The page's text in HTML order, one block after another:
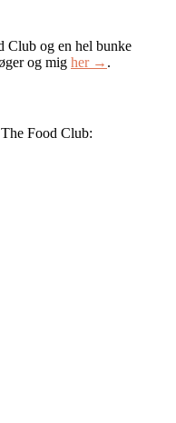
Club og en hel bunke
og mig her → .
Food Club: